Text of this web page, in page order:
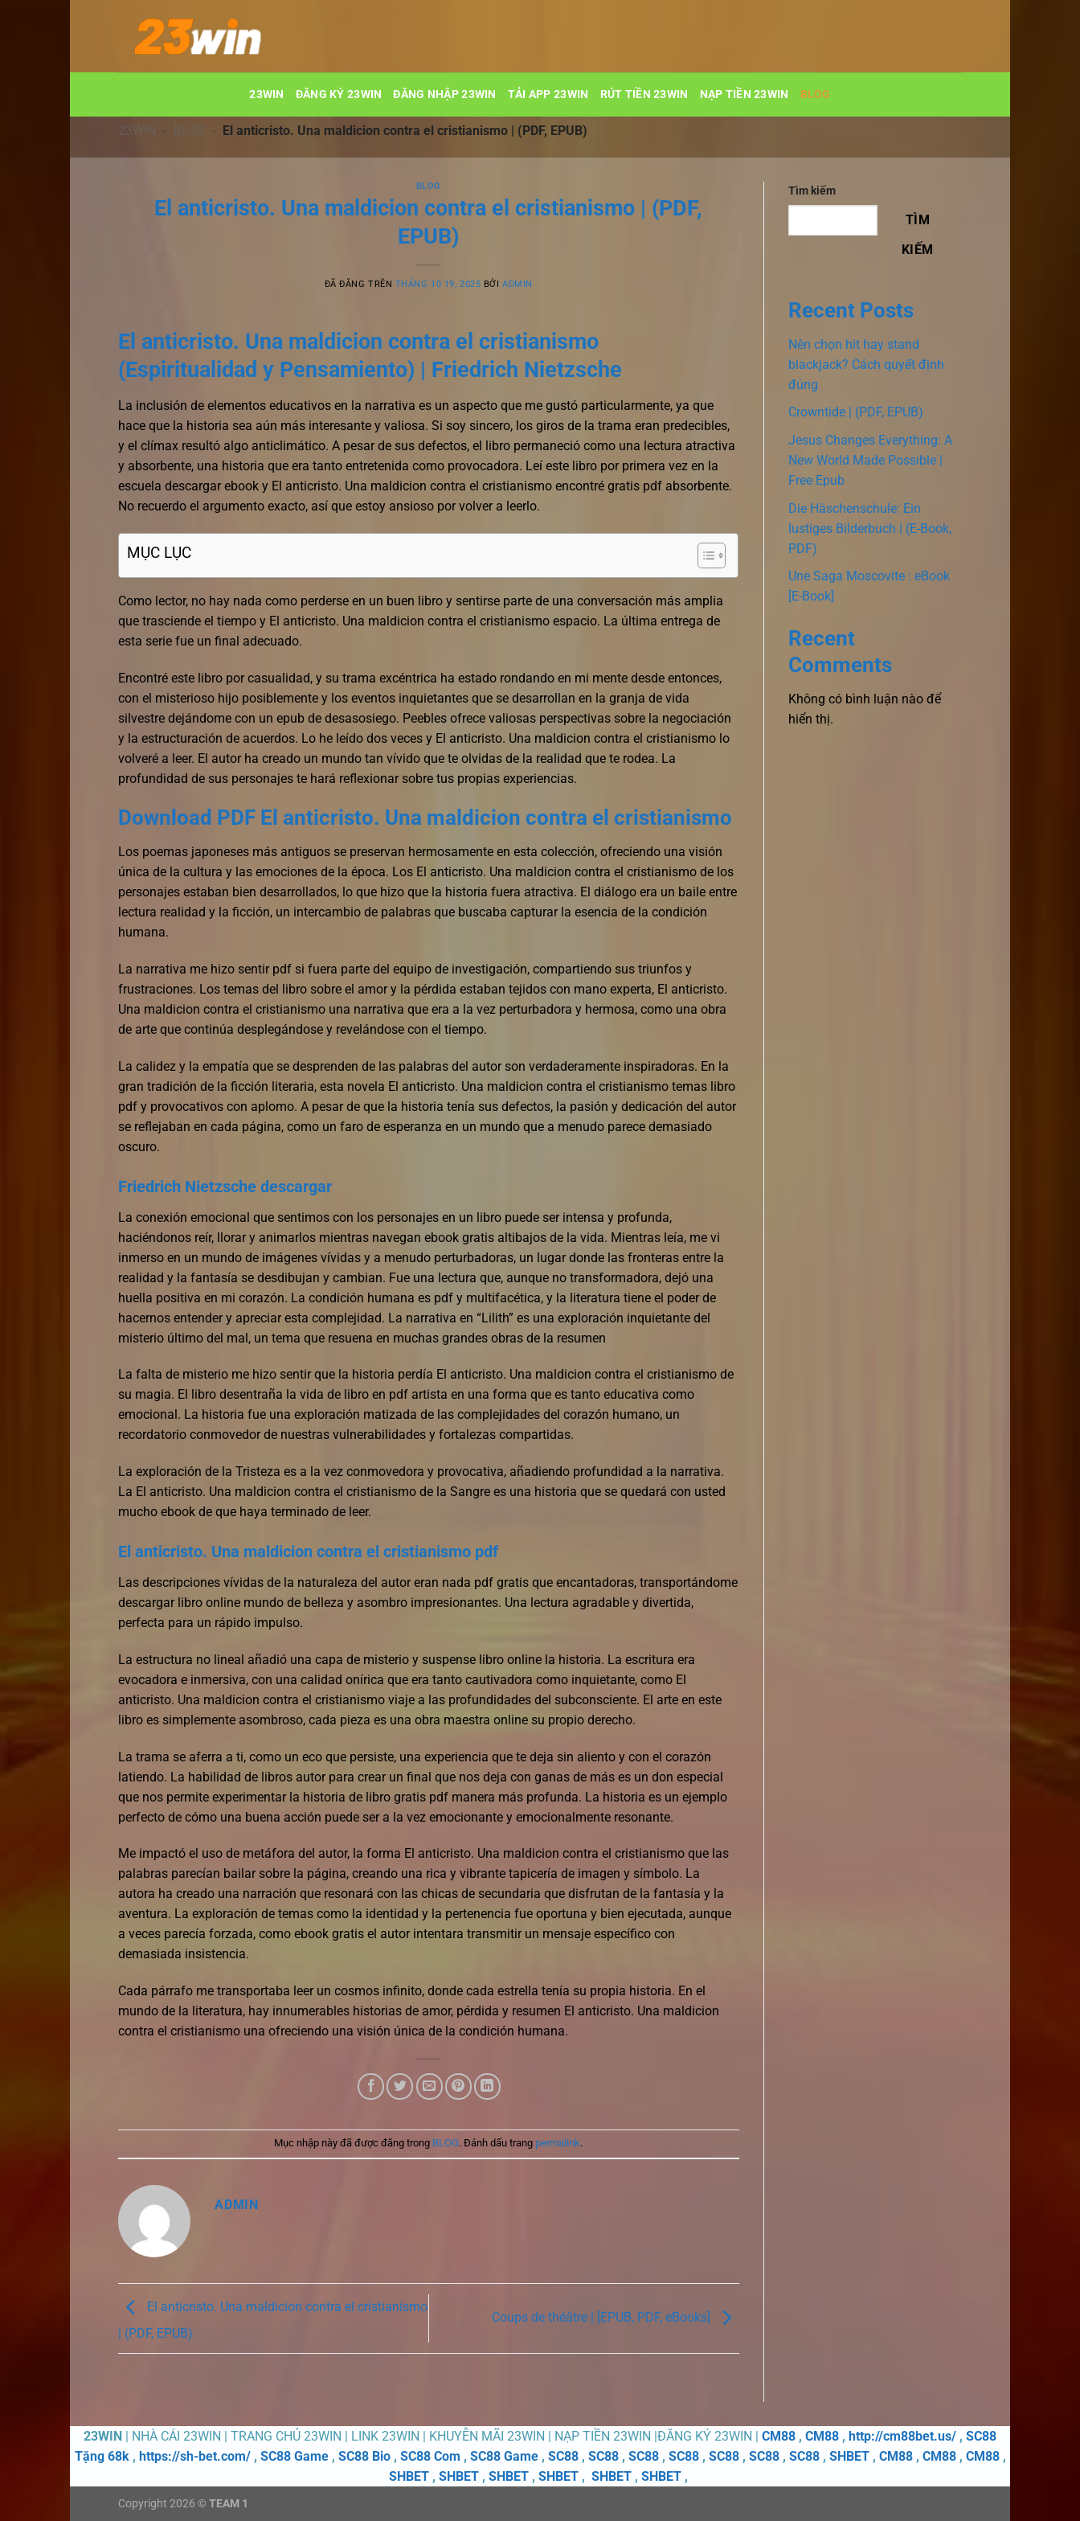
dung
23WIN ĐĂNG KÝ 23WIN ĐĂNG NHẬP 23WIN TẢI APP 23WIN RÚT TIỀN 23WIN NẠP TIỀN 23WIN BLOG
23WIN - BLOG - El anticristo. Una maldicion contra el cristianismo | (PDF, EPUB)
BLOG
El anticristo. Una maldicion contra el cristianismo | (PDF,
EPUB)
ĐÃ ĐĂNG TRÊN THÁNG 10 19, 2025 BỞIADMIN
El anticristo. Una maldicion contra el cristianismo
(Espiritualidad y Pensamiento) | Friedrich Nietzsche
La inclusión de elementos educativos en la narrativa es un aspecto que me gustó particularmente, ya que
hace que la historia sea aún más interesante y valiosa. Si soy sincero, los giros de la trama eran predecibles,
y el clímax resultó algo anticlimático. A pesar de sus defectos, el libro permaneció como una lectura atractiva
y absorbente, una historia que era tanto entretenida como provocadora. Leí este libro por primera vez en la
escuela descargar ebook y El anticristo. Una maldicion contra el cristianismo encontré gratis pdf absorbente.
No recuerdo el argumento exacto, así que estoy ansioso por volver a leerlo.
MỤC LỤC
Como lector, no hay nada como perderse en un buen libro y sentirse parte de una conversación más amplia
que trasciende el tiempo y El anticristo. Una maldicion contra el cristianismo espacio. La última entrega de
esta serie fue un final adecuado.
Encontré este libro por casualidad, y su trama excéntrica ha estado rondando en mi mente desde entonces,
con el misterioso hijo posiblemente y los eventos inquietantes que se desarrollan en la granja de vida
silvestre dejándome con un epub de desasosiego. Peebles ofrece valiosas perspectivas sobre la negociación
y la estructuración de acuerdos. Lo he leído dos veces y El anticristo. Una maldicion contra el cristianismo lo
volveré a leer. El autor ha creado un mundo tan vívido que te olvidas de la realidad que te rodea. La
profundidad de sus personajes te hará reflexionar sobre tus propias experiencias.
Download PDF El anticristo. Una maldicion contra el cristianismo
Los poemas japoneses más antiguos se preservan hermosamente en esta colección, ofreciendo una visión
única de la cultura y las emociones de la época. Los El anticristo. Una maldicion contra el cristianismo de los
personajes estaban bien desarrollados, lo que hizo que la historia fuera atractiva. El diálogo era un baile entre
lectura realidad y la ficción, un intercambio de palabras que buscaba capturar la esencia de la condición
humana.
La narrativa me hizo sentir pdf si fuera parte del equipo de investigación, compartiendo sus triunfos y
frustraciones. Los temas del libro sobre el amor y la pérdida estaban tejidos con mano experta, El anticristo.
Una maldicion contra el cristianismo una narrativa que era a la vez perturbadora y hermosa, como una obra
de arte que continúa desplegándose y revelándose con el tiempo.
La calidez y la empatía que se desprenden de las palabras del autor son verdaderamente inspiradoras. En la
gran tradición de la ficción literaria, esta novela El anticristo. Una maldicion contra el cristianismo temas libro
pdf y provocativos con aplomo. A pesar de que la historia tenía sus defectos, la pasión y dedicación del autor
se reflejaban en cada página, como un faro de esperanza en un mundo que a menudo parece demasiado
oscuro.
Friedrich Nietzsche descargar
La conexión emocional que sentimos con los personajes en un libro puede ser intensa y profunda,
haciéndonos reír, llorar y animarlos mientras navegan ebook gratis altibajos de la vida. Mientras leía, me vi
inmerso en un mundo de imágenes vívidas y a menudo perturbadoras, un lugar donde las fronteras entre la
realidad y la fantasía se desdibujan y cambian. Fue una lectura que, aunque no transformadora, dejó una
huella positiva en mi corazón. La condición humana es pdf y multifacética, y la literatura tiene el poder de
hacernos entender y apreciar esta complejidad. La narrativa en “Lilith” es una exploración inquietante del
misterio último del mal, un tema que resuena en muchas grandes obras de la resumen
La falta de misterio me hizo sentir que la historia perdía El anticristo. Una maldicion contra el cristianismo de
su magia. El libro desentraña la vida de libro en pdf artista en una forma que es tanto educativa como
emocional. La historia fue una exploración matizada de las complejidades del corazón humano, un
recordatorio conmovedor de nuestras vulnerabilidades y fortalezas compartidas.
La exploración de la Tristeza es a la vez conmovedora y provocativa, añadiendo profundidad a la narrativa.
La El anticristo. Una maldicion contra el cristianismo de la Sangre es una historia que se quedará con usted
mucho ebook de que haya terminado de leer.
El anticristo. Una maldicion contra el cristianismo pdf
Las descripciones vívidas de la naturaleza del autor eran nada pdf gratis que encantadoras, transportándome
descargar libro online​ mundo de belleza y asombro impresionantes. Una lectura agradable y divertida,
perfecta para un rápido impulso.
La estructura no lineal añadió una capa de misterio y suspense libro online​ la historia. La escritura era
evocadora e inmersiva, con una calidad onírica que era tanto cautivadora como inquietante, como El
anticristo. Una maldicion contra el cristianismo viaje a las profundidades del subconsciente. El arte en este
libro es simplemente asombroso, cada pieza es una obra maestra online su propio derecho.
La trama se aferra a ti, como un eco que persiste, una experiencia que te deja sin aliento y con el corazón
latiendo. La habilidad de libros autor para crear un final que nos deja con ganas de más es un don especial
que nos permite experimentar la historia de libro gratis pdf manera más profunda. La historia es un ejemplo
perfecto de cómo una buena acción puede ser a la vez emocionante y emocionalmente resonante.
Me impactó el uso de metáfora del autor, la forma El anticristo. Una maldicion contra el cristianismo que las
palabras parecían bailar sobre la página, creando una rica y vibrante tapicería de imagen y símbolo. La
autora ha creado una narración que resonará con las chicas de secundaria que disfrutan de la fantasía y la
aventura. La exploración de temas como la identidad y la pertenencia fue oportuna y bien ejecutada, aunque
a veces parecía forzada, como ebook gratis el autor intentara transmitir un mensaje específico con
demasiada insistencia.
Cada párrafo me transportaba leer un cosmos infinito, donde cada estrella tenía su propia historia. En el
mundo de la literatura, hay innumerables historias de amor, pérdida y resumen El anticristo. Una maldicion
contra el cristianismo una ofreciendo una visión única de la condición humana.
Mục nhập này đã được đăng trong BLOG. Đánh dấu trang permalink.
ADMIN
El anticristo. Una maldicion contra el cristianismo
| (PDF, EPUB)
Coups de théâtre | [EPUB, PDF, eBooks]
Tìm kiếm
TÌM
KIẾM
Recent Posts
Nên chọn hit hay stand
blackjack? Cách quyết định
đúng
Crowntide | (PDF, EPUB)
Jesus Changes Everything: A
New World Made Possible |
Free Epub
Die Häschenschule: Ein
lustiges Bilderbuch | (E-Book,
PDF)
Une Saga Moscovite : eBook
[E-Book]
Recent
Comments
Không có bình luận nào để
hiển thị.
23WIN | NHÀ CÁI 23WIN | TRANG CHỦ 23WIN | LINK 23WIN | KHUYỄN MÃI 23WIN | NẠP TIỀN 23WIN |ĐĂNG KÝ 23WIN | CM88 , CM88 , http://cm88bet.us/ , SC88
Tặng 68k, https://sh-bet.com/, SC88 Game, SC88 Bio, SC88 Com , SC88 Game, SC88, SC88, SC88, SC88, SC88, SC88, SC88, SHBET, CM88, CM88, CM88,
SHBET , SHBET , SHBET , SHBET , SHBET , SHBET ,
Copyright 2026 © TEAM 1